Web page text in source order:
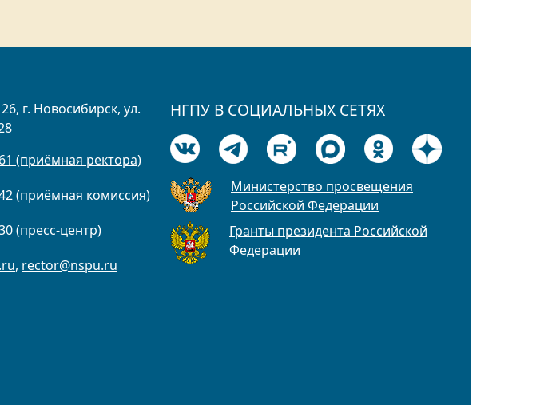
г. Новосибирск, ул.
(приёмная ректора)
(приёмная комиссия)
(пресс-центр)
, rector@nspu.ru
НГПУ В СОЦИАЛЬНЫХ СЕТЯХ
Министерство просвещения
Российской Федерации
Гранты президента Российской
Федерации